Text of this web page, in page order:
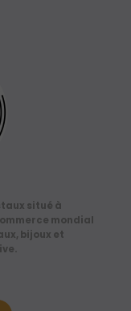
situé à
mondial
bijoux et